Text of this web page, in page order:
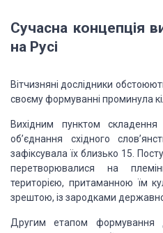
Сучасна концепція
на Русі
Вітчизняні дослідники
своєму формуванні проминула
Вихідним пунктом складення
об’єднання східного
зафіксувала їх близько 15.
перетворювалися на
територією, притаманною їм
зрештою, із зародками
Другим етапом формування